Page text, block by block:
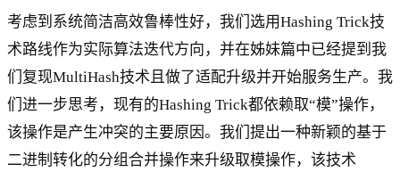
考虑到系统简洁高效鲁棒性好，我们选用Hashing Trick技
术路线作为实际算法迭代方向，并在姊妹篇中已经提到我
们复现MultiHash技术且做了适配升级并开始服务生产。我
们进一步思考，现有的Hashing Trick都依赖取“模”操作，
该操作是产生冲突的主要原因。我们提出一种新颖的基于
二进制转化的分组合并操作来升级取模操作，该技术